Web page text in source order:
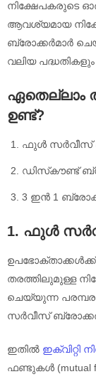
നിക്ഷേപകരുടെ
ആവശ്യമായ
ബ്രോക്കർമാർ
വലിയ
ഏതെല്ലാം
ഉണ്ട്?
ഫുൾ സർവീസ്
ഡിസ്‌കൗണ്ട്
3 ഇൻ 1
1. ഫുൾ
തരത്തിലുമുള്ള
ചെയ്യുന്ന
സർവീസ്
ഇതിൽ ഇക്വിറ്റി
ഫണ്ടുകൾ (mutual